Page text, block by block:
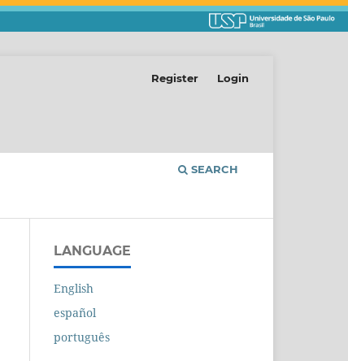
SEARCH
Register Login
LANGUAGE
English
español
português